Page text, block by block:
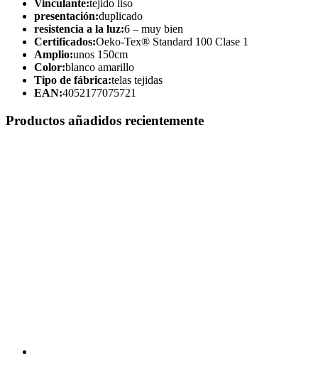
Vinculante:tejido liso
presentación:duplicado
resistencia a la luz:6 – muy bien
Certificados:Oeko-Tex® Standard 100 Clase 1
Amplio:unos 150cm
Color:blanco amarillo
Tipo de fábrica:telas tejidas
EAN:4052177075721
Productos añadidos recientemente